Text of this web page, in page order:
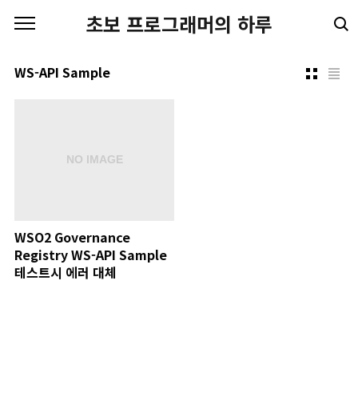
초보 프로그래머의 하루
WS-API Sample
WSO2 Governance
Registry WS-API Sample
테스트시 에러 대체